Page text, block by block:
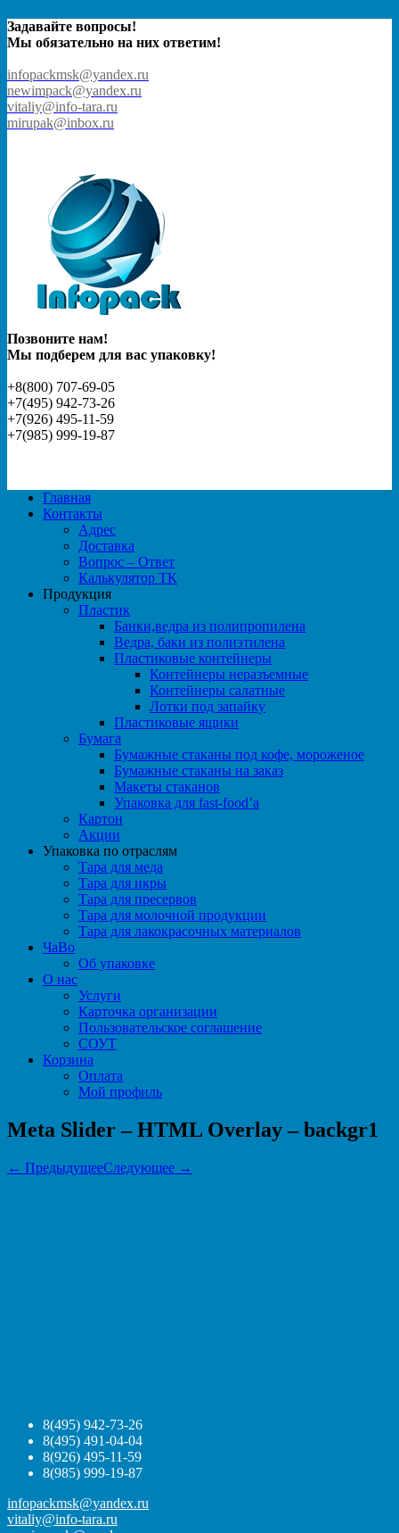
Задавайте вопросы!
Мы обязательно на них ответим!
infopackmsk@yandex.ru
newimpack@yandex.ru
vitaliy@info-tara.ru
mirupak@inbox.ru
Позвоните нам!
Мы подберем для вас упаковку!
+8(800) 707-69-05
+7(495) 942-73-26
+7(926) 495-11-59
+7(985) 999-19-87
Главная
Контакты
Адрес
Доставка
Вопрос – Ответ
Калькулятор ТК
Продукция
Пластик
Банки,ведра из полипропилена
Ведра, баки из полиэтилена
Пластиковые контейнеры
Контейнеры неразъемные
Контейнеры салатные
Лотки под запайку
Пластиковые ящики
Бумага
Бумажные стаканы под кофе, мороженое
Бумажные стаканы на заказ
Макеты стаканов
Упаковка для fast-food’а
Картон
Акции
Упаковка по отраслям
Тара для меда
Тара для икры
Тара для пресервов
Тара для молочной продукции
Тара для лакокрасочных материалов
ЧаВо
Об упаковке
О нас
Услуги
Карточка организации
Пользовательское соглашение
СОУТ
Корзина
Оплата
Мой профиль
Meta Slider – HTML Overlay – backgr1
← ПредыдущееСледующее →
8(495) 942-73-26
8(495) 491-04-04
8(926) 495-11-59
8(985) 999-19-87
infopackmsk@yandex.ru
vitaliy@info-tara.ru